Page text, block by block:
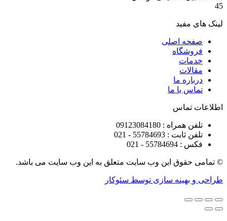
اصلی
ما
با ما
: 09123084180
: 55784693 - 021
این وب سایت متعلق به این وب سایت می باشد.
سازی توسط سئوکار